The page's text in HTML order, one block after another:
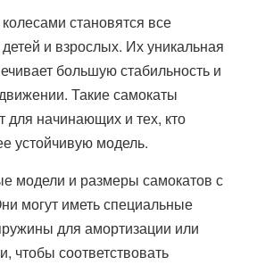
становятся все
и взрослых. Их уникальная
большую стабильность и
Такие самокаты
для начинающих и тех, кто
устойчивую модель.
модели и размеры самокатов с
могут иметь специальные
для амортизации или
чтобы соответствовать